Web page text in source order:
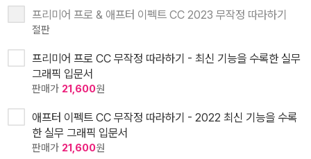
프리미어 프로 & 애프터 이펙트 CC 2023 무작정 따라하기
절판
프리미어 프로 CC 무작정 따라하기 - 최신 기능을 수록한 실무
그래픽 입문서
판매가 21,600원
애프터 이펙트 CC 무작정 따라하기 - 2022 최신 기능을 수록
한 실무 그래픽 입문서
판매가 21,600원